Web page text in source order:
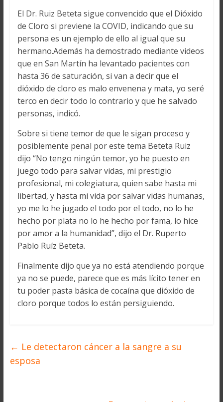
El Dr. Ruiz Beteta sigue convencido que el Dióxido
de Cloro si previene la COVID, indicando que su
persona es un ejemplo de ello al igual que su
hermano.Además ha demostrado mediante videos
que en San Martín ha levantado pacientes con
hasta 36 de saturación, si van a decir que el
dióxido de cloro es malo envenena y mata, yo seré
terco en decir todo lo contrario y que he salvado
personas, indicó.
Sobre si tiene temor de que le sigan proceso y
posiblemente penal por este tema Beteta Ruiz
dijo “No tengo ningún temor, yo he puesto en
juego todo para salvar vidas, mi prestigio
profesional, mi colegiatura, quien sabe hasta mi
libertad, y hasta mi vida por salvar vidas humanas,
yo me lo he jugado el todo por el todo, no lo he
hecho por plata no lo he hecho por fama, lo hice
por amor a la humanidad”, dijo el Dr. Ruperto
Pablo Ruíz Beteta.
Finalmente dijo que ya no está atendiendo porque
ya no se puede, parece que es más lícito tener en
tu poder pasta básica de cocaína que dióxido de
cloro porque todos lo están persiguiendo.
← Le detectaron cáncer a la sangre a su
esposa